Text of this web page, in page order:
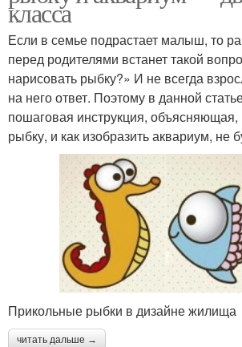
класса
Если в семье подрастает малыш, то
перед родителями встанет такой
нарисовать рыбку?» И не всегда
на него ответ. Поэтому в данной
пошаговая инструкция, объясняющая,
рыбку, и как изобразить аквариум, не
Прикольные рыбки в дизайне жилища
читать дальше →